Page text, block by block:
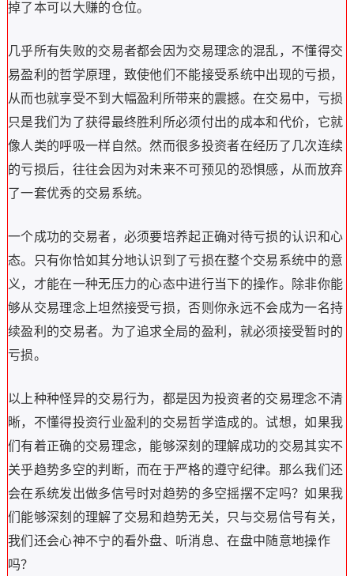
掉了本可以大赚的仓位。
几乎所有失败的交易者都会因为交易理念的混乱，不懂得交
易盈利的哲学原理，致使他们不能接受系统中出现的亏损，
从而也就享受不到大幅盈利所带来的震撼。在交易中，亏损
只是我们为了获得最终胜利所必须付出的成本和代价，它就
像人类的呼吸一样自然。然而很多投资者在经历了几次连续
的亏损后，往往会因为对未来不可预见的恐惧感，从而放弃
了一套优秀的交易系统。
一个成功的交易者，必须要培养起正确对待亏损的认识和心
态。只有你恰如其分地认识到了亏损在整个交易系统中的意
义，才能在一种无压力的心态中进行当下的操作。除非你能
够从交易理念上坦然接受亏损，否则你永远不会成为一名持
续盈利的交易者。为了追求全局的盈利，就必须接受暂时的
亏损。
以上种种怪异的交易行为，都是因为投资者的交易理念不清
晰，不懂得投资行业盈利的交易哲学造成的。试想，如果我
们有着正确的交易理念，能够深刻的理解成功的交易其实不
关乎趋势多空的判断，而在于严格的遵守纪律。那么我们还
会在系统发出做多信号时对趋势的多空摇摆不定吗？如果我
们能够深刻的理解了交易和趋势无关，只与交易信号有关，
我们还会心神不宁的看外盘、听消息、在盘中随意地操作
吗？